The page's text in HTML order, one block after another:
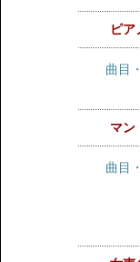
ピ
曲目
マン
曲目